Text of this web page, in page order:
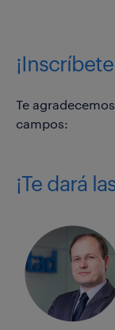
Te
campos:
¡Te dará